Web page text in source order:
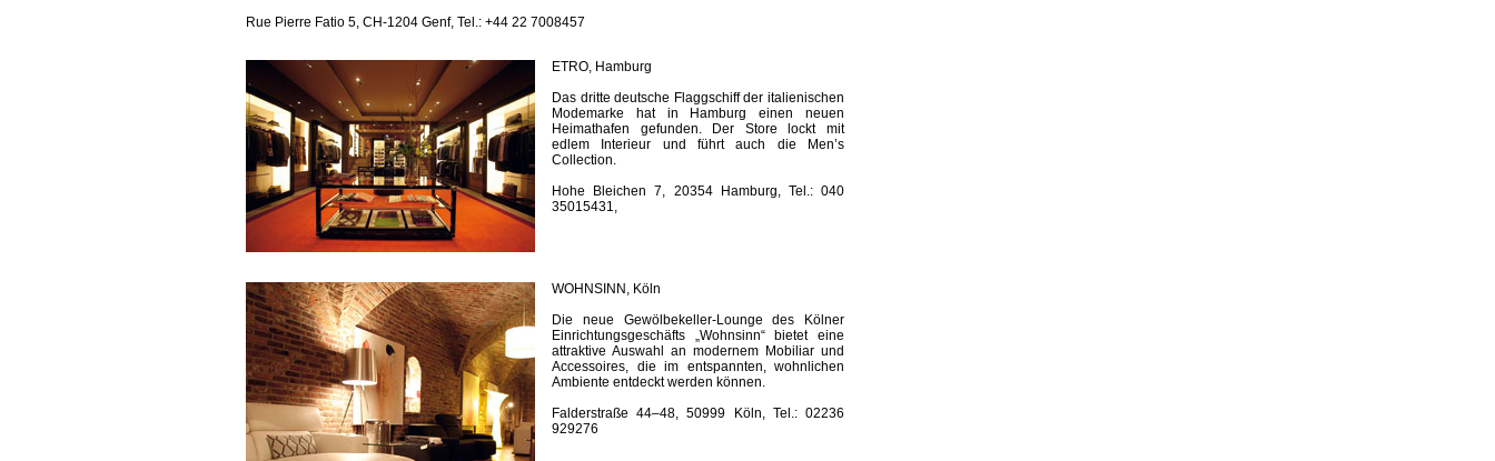
Rue Pierre Fatio 5, CH-1204 Genf, Tel.: +44 22 7008457
ETRO, Hamburg
Das dritte deutsche Flaggschiff der italienischen
Modemarke hat in Hamburg einen neuen
Heimathafen gefunden. Der Store lockt mit
edlem Interieur und führt auch die Men’s
Collection.
Hohe Bleichen 7, 20354 Hamburg, Tel.: 040
35015431,
WOHNSINN, Köln
Die neue Gewölbekeller-Lounge des Kölner
Einrichtungsgeschäfts „Wohnsinn“ bietet eine
attraktive Auswahl an modernem Mobiliar und
Accessoires, die im entspannten, wohnlichen
Ambiente entdeckt werden können.
Falderstraße 44–48, 50999 Köln, Tel.: 02236
929276